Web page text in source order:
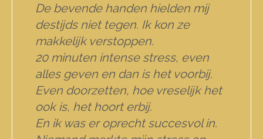
De bevende handen hielden mij
destijds niet tegen. Ik kon ze
makkelijk verstoppen.
20 minuten intense stress, even
alles geven en dan is het voorbij.
Even doorzetten, hoe vreselijk het
ook is, het hoort erbij.
En ik was er oprecht succesvol in.